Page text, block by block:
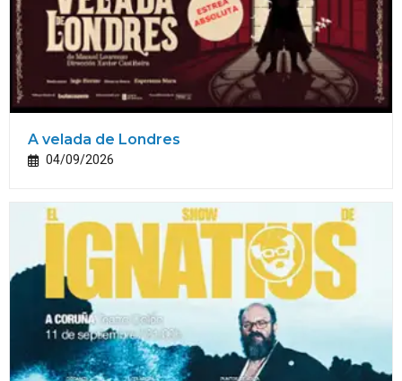
A velada de Londres
04/09/2026